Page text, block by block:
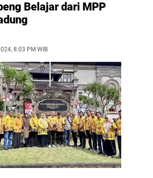
Belajar dari MPP
8:03 PM WIB